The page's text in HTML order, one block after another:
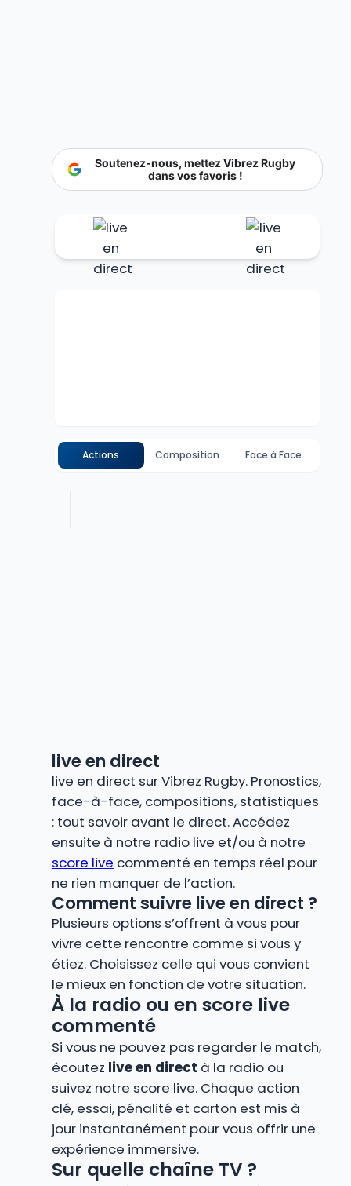
Soutenez-nous, mettez Vibrez Rugby
dans vos favoris !
Actions Composition Face à Face
live en direct
live en direct sur Vibrez Rugby. Pronostics,
face-à-face, compositions, statistiques
: tout savoir avant le direct. Accédez
ensuite à notre radio live et/ou à notre
score live commenté en temps réel pour
ne rien manquer de l’action.
Comment suivre live en direct ?
Plusieurs options s’offrent à vous pour
vivre cette rencontre comme si vous y
étiez. Choisissez celle qui vous convient
le mieux en fonction de votre situation.
À la radio ou en score live
commenté
Si vous ne pouvez pas regarder le match,
écoutez live en direct à la radio ou
suivez notre score live. Chaque action
clé, essai, pénalité et carton est mis à
jour instantanément pour vous offrir une
expérience immersive.
Sur quelle chaîne TV ?